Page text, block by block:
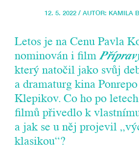
12. 5. 2022 / AUTOR: KAMILA
Letos je na Cenu Pavla
nominován i film
který natočil jako svůj
a dramaturg kina
Klepikov. Co ho po
filmů přivedlo k
a jak se u něj projevil
klasikou“?